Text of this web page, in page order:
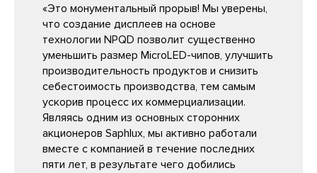
«Это монументальный прорыв! Мы уверены,
что создание дисплеев на основе
технологии NPQD позволит существенно
уменьшить размер MicroLED-чипов, улучшить
производительность продуктов и снизить
себестоимость производства, тем самым
ускорив процесс их коммерциализации.
Являясь одним из основных сторонних
акционеров Saphlux, мы активно работали
вместе с компанией в течение последних
пяти лет, в результате чего добились